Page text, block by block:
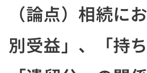
（論点）相続に
別受益」、「持